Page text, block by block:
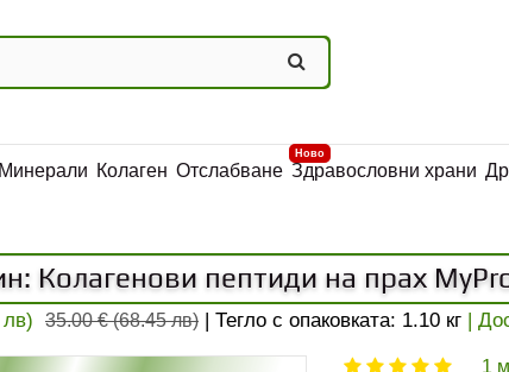
Минерали Колаген Отслабване Здравословни храни
Ново
Колагенови пептиди на прах
35.00 € (68.45 лв) | Тегло с опаковката: 1.10 кг |
1